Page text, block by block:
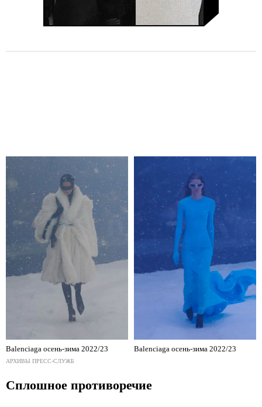
Balenciaga осень-зима 2022/23
АРХИВЫ ПРЕСС-СЛУЖБ
Balenciaga осень-зима 2022/23
Сплошное противоречие